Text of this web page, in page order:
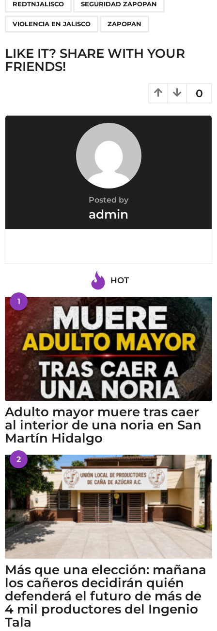
n
REDTNJALISCO SEGURIDAD ZAPOPAN
VIOLENCIA EN JALISCO ZAPOPAN
LIKE IT? SHARE WITH YOUR
FRIENDS!
0
Posted by
admin
HOT
1
Adulto mayor muere tras caer
al interior de una noria en San
Martín Hidalgo
2
Más que una elección: mañana
los cañeros decidirán quién
defenderá el futuro de más de
4 mil productores del Ingenio
Tala